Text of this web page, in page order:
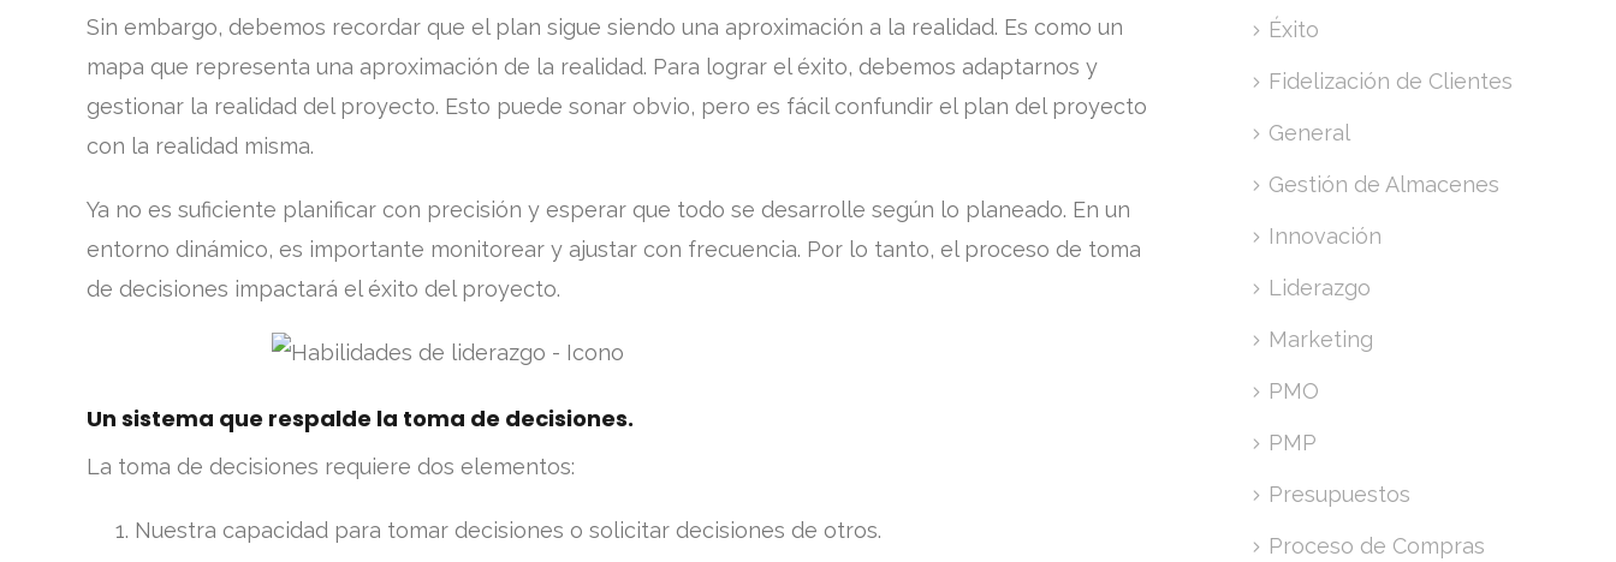
Sin embargo, debemos recordar que el plan sigue siendo una aproximación a la realidad. Es como un
mapa que representa una aproximación de la realidad. Para lograr el éxito, debemos adaptarnos y
gestionar la realidad del proyecto. Esto puede sonar obvio, pero es fácil confundir el plan del proyecto
con la realidad misma.
Ya no es suficiente planificar con precisión y esperar que todo se desarrolle según lo planeado. En un
entorno dinámico, es importante monitorear y ajustar con frecuencia. Por lo tanto, el proceso de toma
de decisiones impactará el éxito del proyecto.
Un sistema que respalde la toma de decisiones.
La toma de decisiones requiere dos elementos:
Nuestra capacidad para tomar decisiones o solicitar decisiones de otros.
Éxito
Fidelización de Clientes
General
Gestión de Almacenes
Innovación
Liderazgo
Marketing
PMO
PMP
Presupuestos
Proceso de Compras